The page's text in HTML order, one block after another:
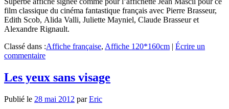
film classique du cinéma fantastique français avec Pierre Brasseur,
Edith Scob, Alida Valli, Juliette Mayniel, Claude Brasseur et
Alexandre Rignault.
Classé dans :Affiche française, Affiche 120*160cm | Écrire un
commentaire
Les yeux sans visage
Publié le 28 mai 2012 parEric